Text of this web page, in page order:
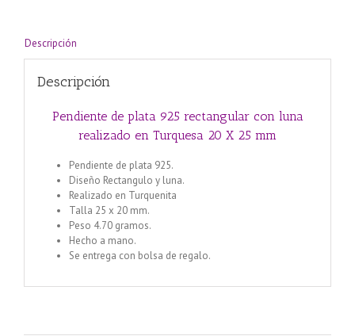
X
cantidad
Descripción
Descripción
Pendiente de plata 925 rectangular con luna
realizado en Turquesa 20 X 25 mm
Pendiente de plata 925.
Diseño Rectangulo y luna.
Realizado en Turquenita
Talla 25 x 20 mm.
Peso 4.70 gramos.
Hecho a mano.
Se entrega con bolsa de regalo.